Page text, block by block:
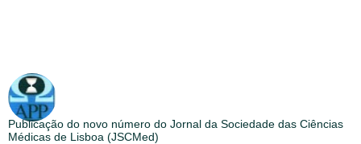
Publicação do novo número do Jornal da Sociedade das Ciências
Médicas de Lisboa (JSCMed)